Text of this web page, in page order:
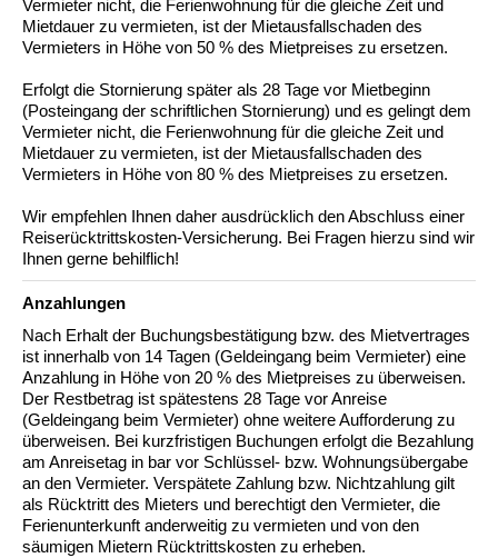
Vermieter nicht, die Ferienwohnung für die gleiche Zeit und
Mietdauer zu vermieten, ist der Mietausfallschaden des
Vermieters in Höhe von 50 % des Mietpreises zu ersetzen.
Erfolgt die Stornierung später als 28 Tage vor Mietbeginn
(Posteingang der schriftlichen Stornierung) und es gelingt dem
Vermieter nicht, die Ferienwohnung für die gleiche Zeit und
Mietdauer zu vermieten, ist der Mietausfallschaden des
Vermieters in Höhe von 80 % des Mietpreises zu ersetzen.
Wir empfehlen Ihnen daher ausdrücklich den Abschluss einer
Reiserücktrittskosten-Versicherung. Bei Fragen hierzu sind wir
Ihnen gerne behilflich!
Anzahlungen
Nach Erhalt der Buchungsbestätigung bzw. des Mietvertrages
ist innerhalb von 14 Tagen (Geldeingang beim Vermieter) eine
Anzahlung in Höhe von 20 % des Mietpreises zu überweisen.
Der Restbetrag ist spätestens 28 Tage vor Anreise
(Geldeingang beim Vermieter) ohne weitere Aufforderung zu
überweisen. Bei kurzfristigen Buchungen erfolgt die Bezahlung
am Anreisetag in bar vor Schlüssel- bzw. Wohnungsübergabe
an den Vermieter. Verspätete Zahlung bzw. Nichtzahlung gilt
als Rücktritt des Mieters und berechtigt den Vermieter, die
Ferienunterkunft anderweitig zu vermieten und von den
säumigen Mietern Rücktrittskosten zu erheben.